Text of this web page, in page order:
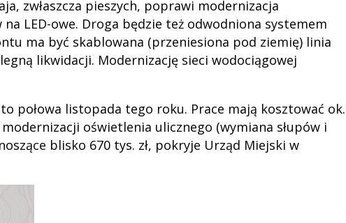
zwłaszcza pieszych, poprawi modernizacja
LED-owe. Droga będzie też odwodniona systemem
ma być skablowana (przeniesiona pod ziemię) linia
likwidacji. Modernizację sieci wodociągowej
połowa listopada tego roku. Prace mają kosztować ok.
modernizacji oświetlenia ulicznego (wymiana słupów i
blisko 670 tys. zł, pokryje Urząd Miejski w